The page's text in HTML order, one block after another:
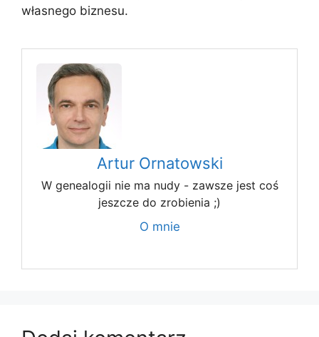
własnego biznesu.
Artur Ornatowski
W genealogii nie ma nudy - zawsze jest coś
jeszcze do zrobienia ;)
O mnie